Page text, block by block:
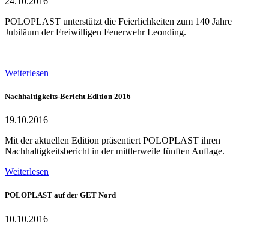
POLOPLAST unterstützt die Feierlichkeiten zum 140 Jahre
Jubiläum der Freiwilligen Feuerwehr Leonding.
Weiterlesen
Nachhaltigkeits-Bericht Edition 2016
19.10.2016
Mit der aktuellen Edition präsentiert POLOPLAST ihren
Nachhaltigkeitsbericht in der mittlerweile fünften Auflage.
Weiterlesen
POLOPLAST auf der GET Nord
10.10.2016